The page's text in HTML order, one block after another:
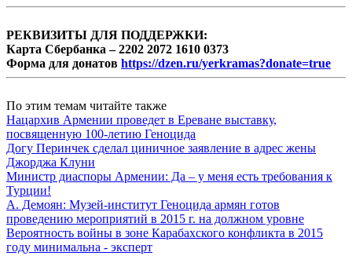
РЕКВИЗИТЫ ДЛЯ ПОДДЕРЖКИ:
Карта Сбербанка – 2202 2072 1610 0373
Форма для донатов https://dzen.ru/yerkramas?donate=true
По этим темам читайте также
Нацархив Армении проведет в Ереване выставку,
посвященную 100-летию Геноцида
Догу Перинчек сделал циничное заявление в адрес жены
Джорджа Клуни
Министр диаспоры Армении: Да – у меня есть требования к
Турции!
А. Демоян: Музей-институт Геноцида армян готов
проведению мероприятий в 2015 г. на должном уровне
Вероятность войны в зоне Карабахского конфликта в 2015
году минимальна - эксперт